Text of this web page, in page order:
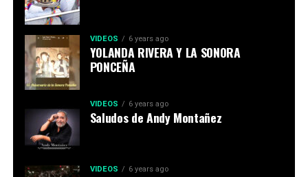
VIDEOS 6 years ago
YOLANDA RIVERA Y LA SONORA
PONCEÑA
VIDEOS 6 years ago
Saludos de Andy Montañez
VIDEOS 6 years ago